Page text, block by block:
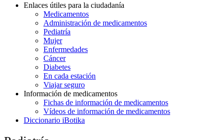
Enlaces útiles para la ciudadanía
Medicamentos
Administración de medicamentos
Pediatría
Mujer
Enfermedades
Cáncer
Diabetes
En cada estación
Viajar seguro
Información de medicamentos
Fichas de información de medicamentos
Vídeos de información de medicamentos
Diccionario iBotika